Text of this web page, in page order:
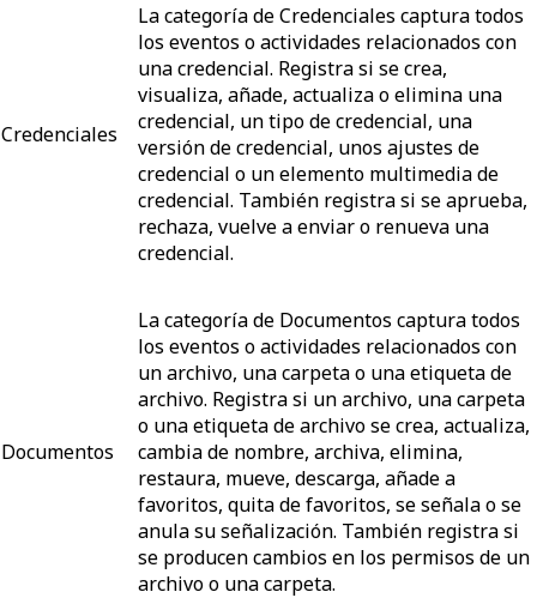
Credenciales
La categoría de Credenciales captura todos
los eventos o actividades relacionados con
una credencial. Registra si se crea,
visualiza, añade, actualiza o elimina una
credencial, un tipo de credencial, una
versión de credencial, unos ajustes de
credencial o un elemento multimedia de
credencial. También registra si se aprueba,
rechaza, vuelve a enviar o renueva una
credencial.
Documentos
La categoría de Documentos captura todos
los eventos o actividades relacionados con
un archivo, una carpeta o una etiqueta de
archivo. Registra si un archivo, una carpeta
o una etiqueta de archivo se crea, actualiza,
cambia de nombre, archiva, elimina,
restaura, mueve, descarga, añade a
favoritos, quita de favoritos, se señala o se
anula su señalización. También registra si
se producen cambios en los permisos de un
archivo o una carpeta.